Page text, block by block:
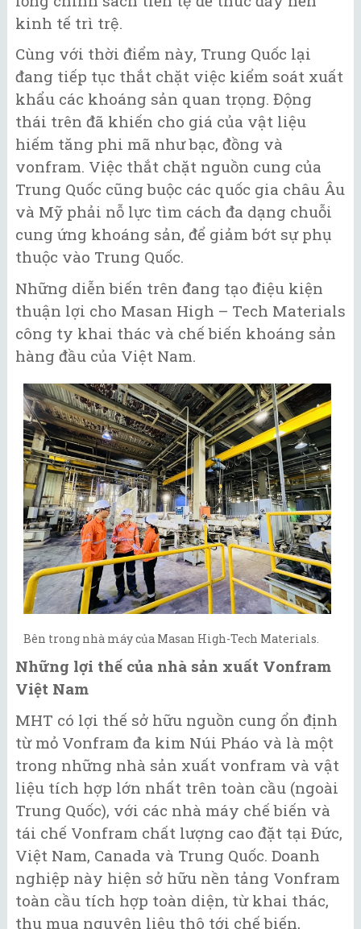
kinh tế trì trệ.
Cùng với thời điểm này, Trung Quốc lại
đang tiếp tục thắt chặt việc kiểm soát xuất
khẩu các khoáng sản quan trọng. Động
thái trên đã khiến cho giá của vật liệu
hiếm tăng phi mã như bạc, đồng và
vonfram. Việc thắt chặt nguồn cung của
Trung Quốc cũng buộc các quốc gia châu Âu
và Mỹ phải nỗ lực tìm cách đa dạng chuỗi
cung ứng khoáng sản, để giảm bớt sự phụ
thuộc vào Trung Quốc.
Những diễn biến trên đang tạo điệu kiện
thuận lợi cho Masan High – Tech Materials
công ty khai thác và chế biến khoáng sản
hàng đầu của Việt Nam.
Bên trong nhà máy của Masan High-Tech Materials.
Những lợi thế của nhà sản xuất Vonfram
Việt Nam
MHT có lợi thế sở hữu nguồn cung ổn định
từ mỏ Vonfram đa kim Núi Pháo và là một
trong những nhà sản xuất vonfram và vật
liệu tích hợp lớn nhất trên toàn cầu (ngoài
Trung Quốc), với các nhà máy chế biến và
tái chế Vonfram chất lượng cao đặt tại Đức,
Việt Nam, Canada và Trung Quốc. Doanh
nghiệp này hiện sở hữu nền tảng Vonfram
toàn cầu tích hợp toàn diện, từ khai thác,
thu mua nguyên liệu thô tới chế biến,